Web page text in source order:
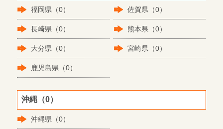
福岡県（0） 佐賀県（0）
長崎県（0） 熊本県（0）
大分県（0） 宮崎県（0）
鹿児島県（0）
沖縄（0）
沖縄県（0）